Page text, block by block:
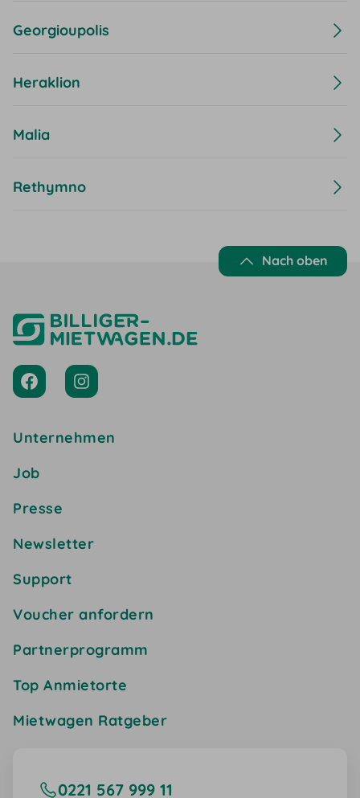
Georgioupolis
Heraklion
Malia
Rethymno
Nach oben
Unternehmen
Job
Presse
Newsletter
Support
Voucher anfordern
Partnerprogramm
Top Anmietorte
Mietwagen Ratgeber
0221 567 999 11